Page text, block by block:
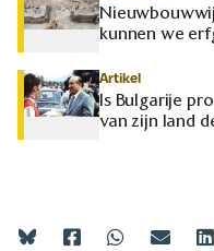
kunnen we
Artikel
Is Bulgarije
van zijn land